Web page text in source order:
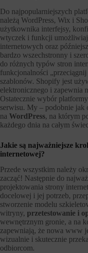
Do najpopularniejszych
należą WordPress, Wix i
użytkownika interfejsy,
wtyczek i funkcji
internetowych oraz
bardzo wszechstronny i
do różnych typów stron
funkcjonalności
szablonów. Shopify jest
elektronicznego i zapewnia
Ostatecznie wybór
serwisu. My – podobnie jak
na WordPress, na którym
każdego dnia na całym
Jakie są najważniejsze
internetowej?
Przede wszystkim należy
zacząć! Następnie do
projektowania strony
docelowej i jej potrzeb,
stworzenie modelu
witryny, przetestowanie i
wewnętrznym gronie, a na
zapewniają, że nowa www
wizualnie i skutecznie
odbiorcom.